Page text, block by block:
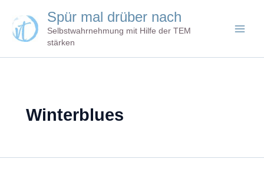
Inhalt
springen
Spür mal drüber nach
Selbstwahrnehmung mit Hilfe der TEM
stärken
Winterblues